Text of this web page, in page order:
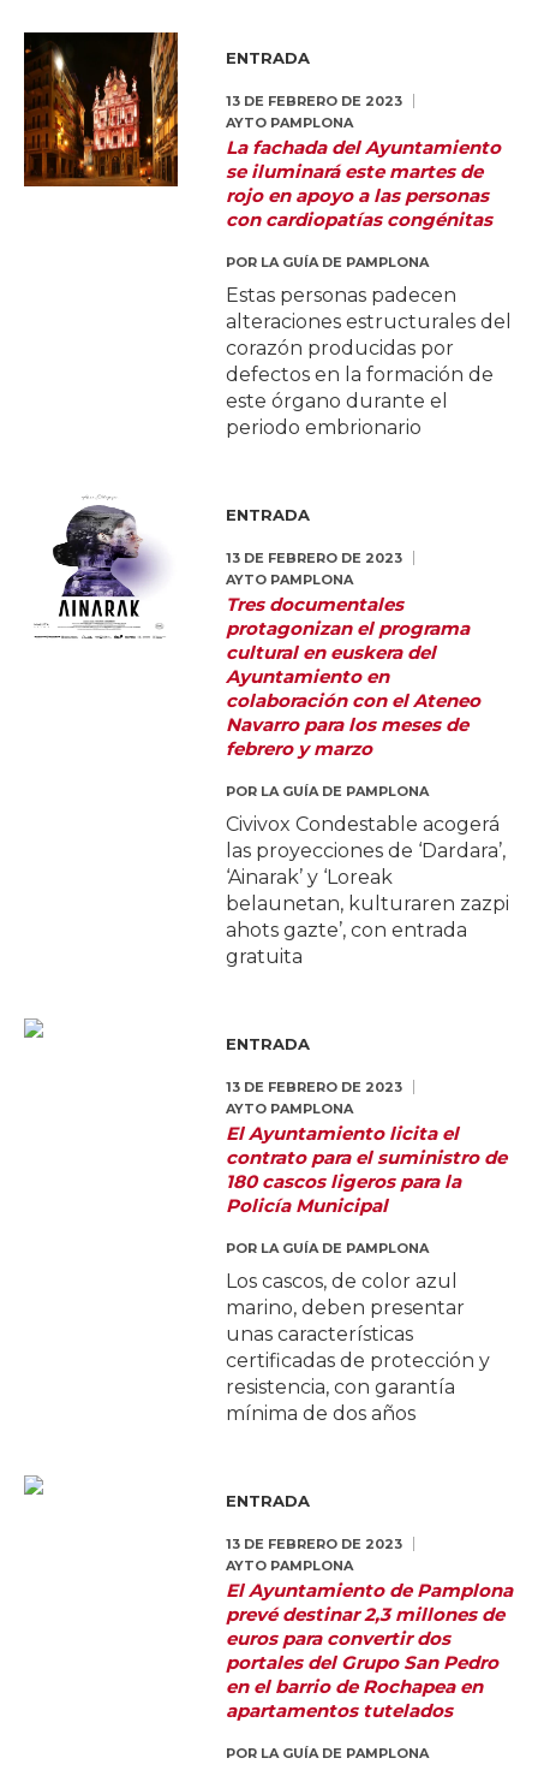
ENTRADA
13 DE FEBRERO DE 2023
AYTO PAMPLONA
La fachada del Ayuntamiento
se iluminará este martes de
rojo en apoyo a las personas
con cardiopatías congénitas
POR LA GUÍA DE PAMPLONA
Estas personas padecen
alteraciones estructurales del
corazón producidas por
defectos en la formación de
este órgano durante el
periodo embrionario
ENTRADA
13 DE FEBRERO DE 2023
AYTO PAMPLONA
Tres documentales
protagonizan el programa
cultural en euskera del
Ayuntamiento en
colaboración con el Ateneo
Navarro para los meses de
febrero y marzo
POR LA GUÍA DE PAMPLONA
Civivox Condestable acogerá
las proyecciones de ‘Dardara’,
‘Ainarak’ y ‘Loreak
belaunetan, kulturaren zazpi
ahots gazte’, con entrada
gratuita
ENTRADA
13 DE FEBRERO DE 2023
AYTO PAMPLONA
El Ayuntamiento licita el
contrato para el suministro de
180 cascos ligeros para la
Policía Municipal
POR LA GUÍA DE PAMPLONA
Los cascos, de color azul
marino, deben presentar
unas características
certificadas de protección y
resistencia, con garantía
mínima de dos años
ENTRADA
13 DE FEBRERO DE 2023
AYTO PAMPLONA
El Ayuntamiento de Pamplona
prevé destinar 2,3 millones de
euros para convertir dos
portales del Grupo San Pedro
en el barrio de Rochapea en
apartamentos tutelados
POR LA GUÍA DE PAMPLONA